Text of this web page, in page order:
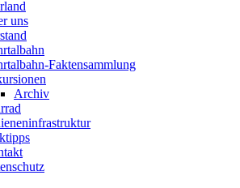
uns
Faktensammlung
Archiv